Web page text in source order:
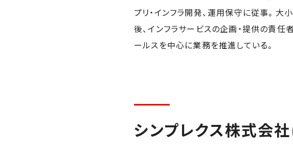
プリ・インフラ開発、運用保守に従事。大
後、インフラサービスの企画・提供の責任
ールスを中心に業務を推進している。
シンプレクス株式会